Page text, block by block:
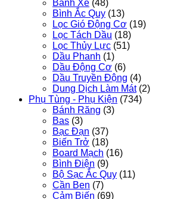
Bánh Xe (48)
Bình Ắc Quy (13)
Lọc Gió Động Cơ (19)
Lọc Tách Dầu (18)
Lọc Thủy Lực (51)
Dầu Phanh (1)
Dầu Động Cơ (6)
Dầu Truyền Động (4)
Dung Dịch Làm Mát (2)
Phụ Tùng - Phụ Kiện (734)
Bánh Răng (3)
Bas (3)
Bạc Đạn (37)
Biến Trở (18)
Board Mạch (16)
Bình Điện (9)
Bộ Sạc Ắc Quy (11)
Cần Ben (7)
Cảm Biến (69)